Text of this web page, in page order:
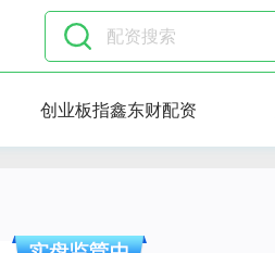
创业板指鑫东财配资